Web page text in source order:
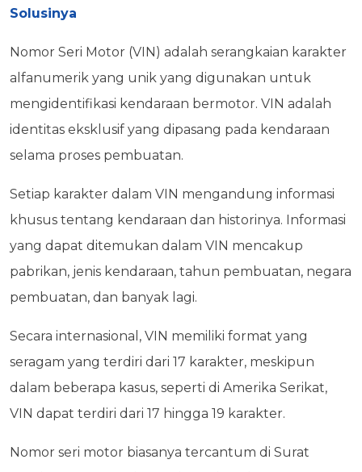
Solusinya
Nomor Seri Motor (VIN) adalah serangkaian karakter
alfanumerik yang unik yang digunakan untuk
mengidentifikasi kendaraan bermotor. VIN adalah
identitas eksklusif yang dipasang pada kendaraan
selama proses pembuatan.
Setiap karakter dalam VIN mengandung informasi
khusus tentang kendaraan dan historinya. Informasi
yang dapat ditemukan dalam VIN mencakup
pabrikan, jenis kendaraan, tahun pembuatan, negara
pembuatan, dan banyak lagi.
Secara internasional, VIN memiliki format yang
seragam yang terdiri dari 17 karakter, meskipun
dalam beberapa kasus, seperti di Amerika Serikat,
VIN dapat terdiri dari 17 hingga 19 karakter.
Nomor seri motor biasanya tercantum di Surat